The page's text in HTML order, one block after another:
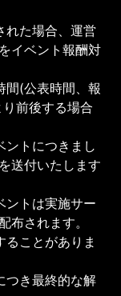
れた場合、運営
イベント報酬対
間(公表時間、報
前後する場合
ントにつきまし
送付いたします
ントは実施サー
布されます。
ことがありま
つき最終的な解